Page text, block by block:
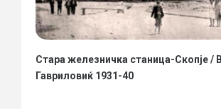
Стара железничка станица-Скопје /
Гавриловиќ 1931-40